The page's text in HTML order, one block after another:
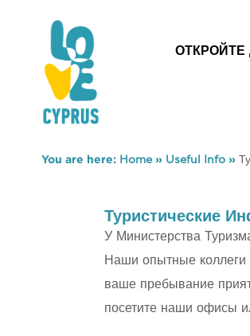
ОТКРОЙТЕ
You are here: Home» Useful Info »
Туристические
У Министерства
Наши опытные коллеги
ваше пребывание
посетите наши офисы